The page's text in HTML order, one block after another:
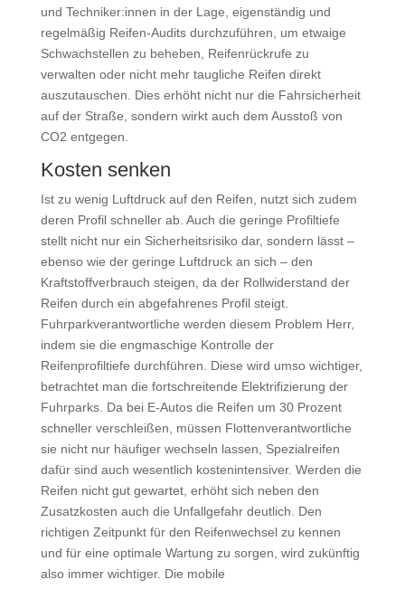
und Techniker:innen in der Lage, eigenständig und
regelmäßig Reifen-Audits durchzuführen, um etwaige
Schwachstellen zu beheben, Reifenrückrufe zu
verwalten oder nicht mehr taugliche Reifen direkt
auszutauschen. Dies erhöht nicht nur die Fahrsicherheit
auf der Straße, sondern wirkt auch dem Ausstoß von
CO2 entgegen.
Kosten senken
Ist zu wenig Luftdruck auf den Reifen, nutzt sich zudem
deren Profil schneller ab. Auch die geringe Profiltiefe
stellt nicht nur ein Sicherheitsrisiko dar, sondern lässt –
ebenso wie der geringe Luftdruck an sich – den
Kraftstoffverbrauch steigen, da der Rollwiderstand der
Reifen durch ein abgefahrenes Profil steigt.
Fuhrparkverantwortliche werden diesem Problem Herr,
indem sie die engmaschige Kontrolle der
Reifenprofiltiefe durchführen. Diese wird umso wichtiger,
betrachtet man die fortschreitende Elektrifizierung der
Fuhrparks. Da bei E-Autos die Reifen um 30 Prozent
schneller verschleißen, müssen Flottenverantwortliche
sie nicht nur häufiger wechseln lassen, Spezialreifen
dafür sind auch wesentlich kostenintensiver. Werden die
Reifen nicht gut gewartet, erhöht sich neben den
Zusatzkosten auch die Unfallgefahr deutlich. Den
richtigen Zeitpunkt für den Reifenwechsel zu kennen
und für eine optimale Wartung zu sorgen, wird zukünftig
also immer wichtiger. Die mobile